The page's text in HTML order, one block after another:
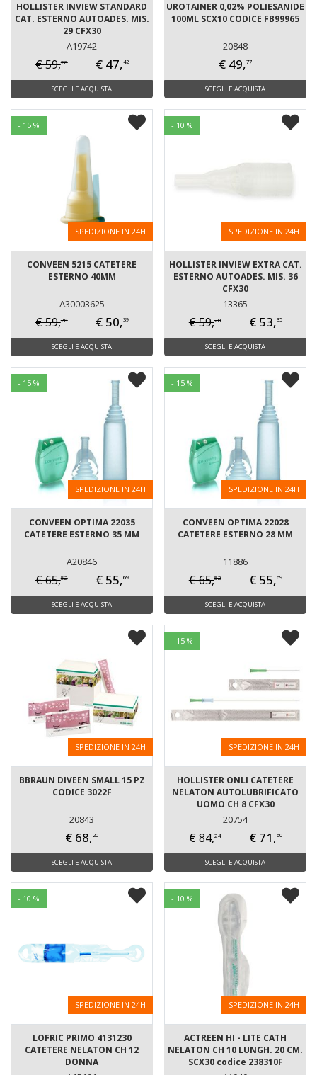
HOLLISTER INVIEW STANDARD
CAT. ESTERNO AUTOADES. MIS.
29 CFX30
A19742
€ 59,28 € 47,42
SCEGLI E ACQUISTA
UROTAINER 0,02% POLIESANIDE
100ML SCX10 CODICE FB99965
20848
€ 49,77
SCEGLI E ACQUISTA
- 15 %
SPEDIZIONE IN 24H
CONVEEN 5215 CATETERE
ESTERNO 40MM
A30003625
€ 59,28 € 50,39
SCEGLI E ACQUISTA
- 10 %
SPEDIZIONE IN 24H
HOLLISTER INVIEW EXTRA CAT.
ESTERNO AUTOADES. MIS. 36
CFX30
13365
€ 59,28 € 53,35
SCEGLI E ACQUISTA
- 15 %
SPEDIZIONE IN 24H
CONVEEN OPTIMA 22035
CATETERE ESTERNO 35 MM
A20846
€ 65,52 € 55,69
SCEGLI E ACQUISTA
- 15 %
SPEDIZIONE IN 24H
CONVEEN OPTIMA 22028
CATETERE ESTERNO 28 MM
11886
€ 65,52 € 55,69
SCEGLI E ACQUISTA
SPEDIZIONE IN 24H
BBRAUN DIVEEN SMALL 15 PZ
CODICE 3022F
20843
€ 68,20
SCEGLI E ACQUISTA
- 15 %
SPEDIZIONE IN 24H
HOLLISTER ONLI CATETERE
NELATON AUTOLUBRIFICATO
UOMO CH 8 CFX30
20754
€ 84,24 € 71,60
SCEGLI E ACQUISTA
- 10 %
SPEDIZIONE IN 24H
LOFRIC PRIMO 4131230
CATETERE NELATON CH 12
DONNA
- 10 %
SPEDIZIONE IN 24H
ACTREEN HI - LITE CATH
NELATON CH 10 LUNGH. 20 CM.
SCX30 codice 238310F